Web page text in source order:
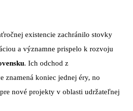
existencie zachránilo stovky
a významne prispelo k rozvoju
. Ich odchod z
znamená koniec jednej éry, no
nové projekty v oblasti udržateľnej